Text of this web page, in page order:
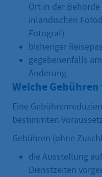
Ort in der
inländischen
Fotograf)
bisheriger
gegebenenfalls
Änderung
Welche
Eine
bestimmten
Gebühren (ohne
die Ausstellung
Dienstzeiten